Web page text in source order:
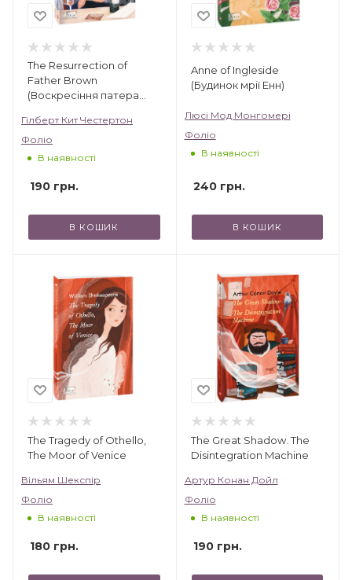
The Resurrection of
Father Brown
(Воскресіння патера
Гілберт Кит Честертон
Фоліо
В наявності
190 грн.
В КОШИК
Anne of Ingleside
(Будинок мрії Енн)
Люсі Мод Монгомері
Фоліо
В наявності
240грн.
В КОШИК
The Tragedy of Othello,
The Moor of Venice
Вільям Шекспір
Фоліо
В наявності
180 грн.
The Great Shadow. The
Disintegration Machine
Артур Конан Дойл
Фоліо
В наявності
190грн.